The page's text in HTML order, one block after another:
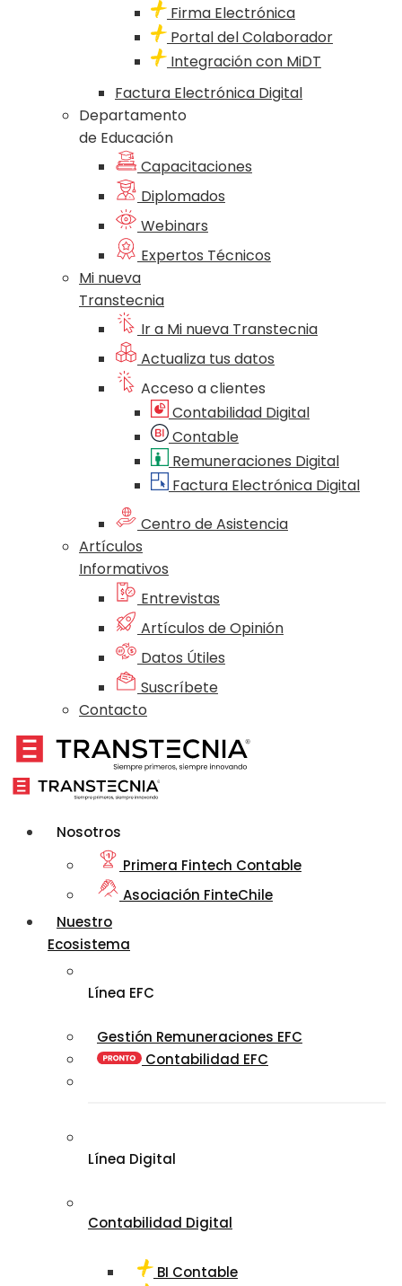
Firma Electrónica
Portal del Colaborador
Integración con MiDT
Factura Electrónica Digital
Departamento
de Educación
Capacitaciones
Diplomados
Webinars
Expertos Técnicos
Mi nueva
Transtecnia
Ir a Mi nueva Transtecnia
Actualiza tus datos
Acceso a clientes
Contabilidad Digital
Contable
Remuneraciones Digital
Factura Electrónica Digital
Centro de Asistencia
Artículos
Informativos
Entrevistas
Artículos de Opinión
Datos Útiles
Suscríbete
Contacto
Nosotros
Primera Fintech Contable
Asociación FinteChile
Nuestro
Ecosistema
Línea EFC
Gestión Remuneraciones EFC
Contabilidad EFC
Línea Digital
Contabilidad Digital
BI Contable